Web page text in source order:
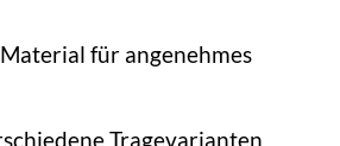
für angenehmes
Tragevarianten